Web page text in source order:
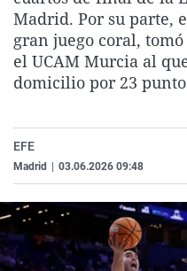
Madrid. Por su parte,
gran juego coral,
el UCAM Murcia al
domicilio por 23
EFE
Madrid 03.06.2026 09:48